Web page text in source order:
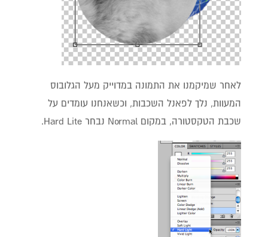
לאחר שמיקמנו את התמונה במדוייק מעל הגלובוס
המעוות, נלך לפאנל השכבות, וכשאנחנו עומדים על
שכבת הטקסטורה, במקום Normal נבחר Hard Lite.